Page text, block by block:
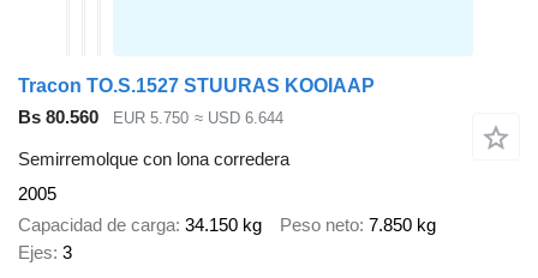
Tracon TO.S.1527 STUURAS KOOIAAP
Bs 80.560
EUR 5.750 ≈ USD 6.644
Semirremolque con lona corredera
2005
Capacidad de carga 34.150 kg Peso neto 7.850 kg
Ejes 3